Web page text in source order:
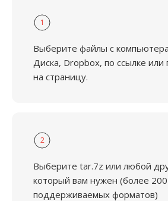
1
Выберите файлы с
Диска, Dropbox, по ссылке
на страницу.
2
Выберите tar.7z или любой
который вам нужен (более 200
поддерживаемых форматов)